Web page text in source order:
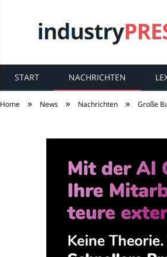
industryPRESS
START NACHRICHTEN
Home » News » Nachrichten » Große